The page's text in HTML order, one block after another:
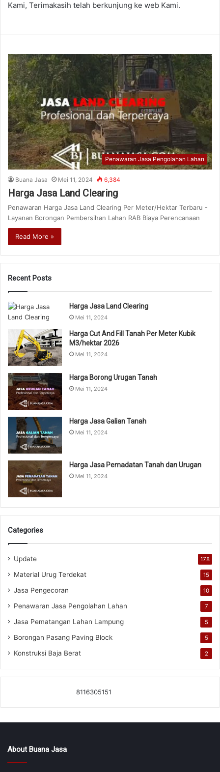
Kami, Terimakasih telah berkunjung ke web Kami.
Penawaran Jasa Pengolahan Lahan
Buana Jasa Mei 11, 2024 6,384
Harga Jasa Land Clearing
Penawaran Harga Jasa Land Clearing Per Meter/Hektar Terbaru -
Layanan Borongan Pembersihan Lahan RAB Biaya Perencanaan
Read More »
Recent Posts
Harga Jasa Land Clearing
Mei 11, 2024
Harga Cut And Fill Tanah Per Meter Kubik
M3/hektar 2026
Mei 11, 2024
Harga Borong Urugan Tanah
Mei 11, 2024
Harga Jasa Galian Tanah
Mei 11, 2024
Harga Jasa Pemadatan Tanah dan Urugan
Mei 11, 2024
Categories
Update 178
Material Urug Terdekat 15
Jasa Pengecoran 10
Penawaran Jasa Pengolahan Lahan 7
Jasa Pematangan Lahan Lampung 5
Borongan Pasang Paving Block 5
Konstruksi Baja Berat 2
8116305151
About Buana Jasa